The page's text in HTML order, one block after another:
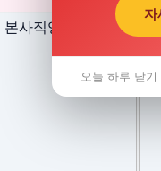
자
오늘 하루 닫기